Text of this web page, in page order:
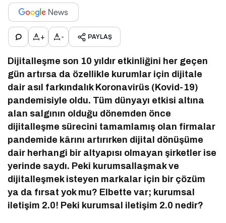
+ - PAYLAŞ
Dijitalleşme son 10 yıldır etkinliğini her geçen
gün artırsa da özellikle kurumlar için dijitale
dair asıl farkındalık Koronavirüs (Kovid-19)
pandemisiyle oldu. Tüm dünyayı etkisi altına
alan salgının olduğu dönemden önce
dijitalleşme sürecini tamamlamış olan firmalar
pandemide kârını artırırken dijital dönüşüme
dair herhangi bir altyapısı olmayan şirketler ise
yerinde saydı. Peki kurumsallaşmak ve
dijitalleşmek isteyen markalar için bir çözüm
ya da fırsat yok mu? Elbette var; kurumsal
iletişim 2.0! Peki kurumsal iletişim 2.0 nedir?